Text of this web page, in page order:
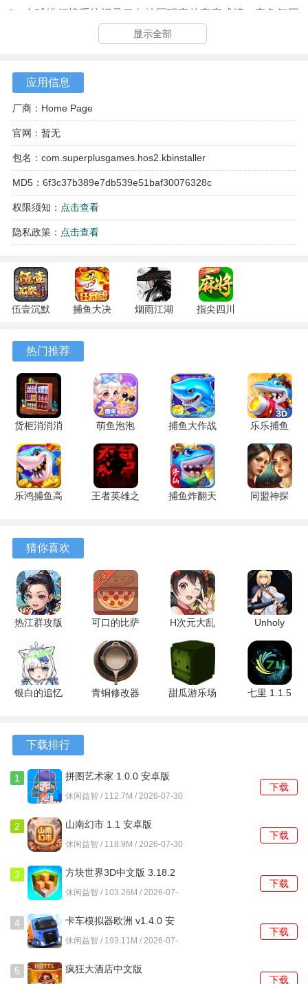
4、全球排行榜系统记录了各地区玩家的竞赛成绩，竞争氛围
浓厚，驱动玩家提升自身排名。
游戏特色
1、战斗中的爆炸与命中特效经过专门设计，视觉效果醒目，
增强了战斗场面的冲击感。
2、每日登录可获得商店的免费补给，这些补给包含用于升级
3、部分模式允许玩家组建多辆坦克的队伍进行作战，队伍配
置需要考虑战车间的功能互补。
4、开局前需要从数个临时技能中选择一项，这些技能能在一
段时间内显著改变攻击方式或防御能力。
游戏优势
1、方向控制与射击瞄准采用分区域触控，左手控制移动，右
2、对局以限时计分作为主要胜负判定方式，在时间内获取更
高分数的一方将赢得对局。
3、战车的强化路线清晰，通过积累战斗资源可以逐步提升装
甲、引擎和主炮的等级。
4、游戏提供了从轻型侦察车到重型主战坦克的多种选择，解
锁新战车需要达成特定的战斗目标。
钢铁之丘2怎么玩？
2、每局开始前会随机提供三个临时技能，例如穿甲弹能暂时
无视部分装甲，急速冷却可以缩短主炮装填时间，需要根据
3、操控时，左侧虚拟摇杆控制坦克前进后退与转向，右侧屏
形的目标。
敌人薄弱的后部或侧面装甲能造成更高伤害。
担正面推进的任务，不同类型的坦克需要执行不同的战术角
显示全部
应用信息
厂商：Home Page
官网：暂无
包名：com.superplusgames.hos2.kbinstaller
MD5：6f3c37b389e7db539e51baf30076328c
权限须知： 点击查看
隐私政策： 点击查看
伍壹沉默
安卓版
捕鱼大决
122.7.291
烟雨江湖
指尖四川
热门推荐
货柜消消消
1.0.2 安卓
版
萌鱼泡泡
3.4.1.6 安
卓版
捕鱼大作战
1.5112 手
机版
乐乐捕鱼
9.2 安卓版
乐鸿捕鱼高
王者英雄之
捕鱼炸翻天
同盟神探
猜你喜欢
热江群攻版
版
可口的比萨
5.37.2 安卓
版
H次元大乱
斗
2.2505211
安卓版
Unholy
maiden
1.0.4 安卓
版
银白的追忆
青铜修改器
甜瓜游乐场
七里 1.1.5
下载排行
1 拼图艺术家 1.0.0 安卓版
休闲益智 / 112.7M / 2026-07-30
下载
2 山南幻市 1.1 安卓版
休闲益智 / 118.9M / 2026-07-30
下载
3
方块世界3D中文版 3.18.2
安卓版
休闲益智 / 103.26M / 2026-07-
下载
4
卡车模拟器欧洲 v1.4.0 安
卓版
休闲益智 / 193.11M / 2026-07-
下载
5
疯狂大酒店中文版
下载